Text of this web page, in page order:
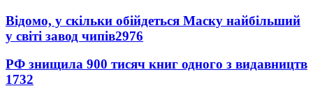
Відомо, у скільки обійдеться Маску найбільший
у світі завод чипів2976
РФ знищила 900 тисяч книг одного з видавництв
1732